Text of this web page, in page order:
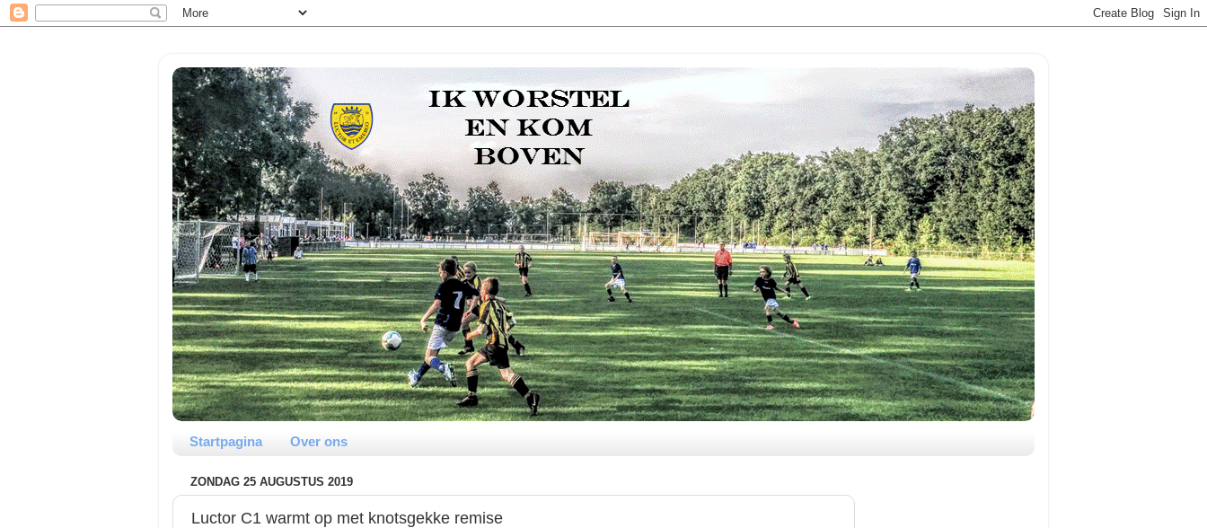
Startpagina Over ons
ZONDAG 25 AUGUSTUS 2019
Luctor C1 warmt op met knotsgekke remise